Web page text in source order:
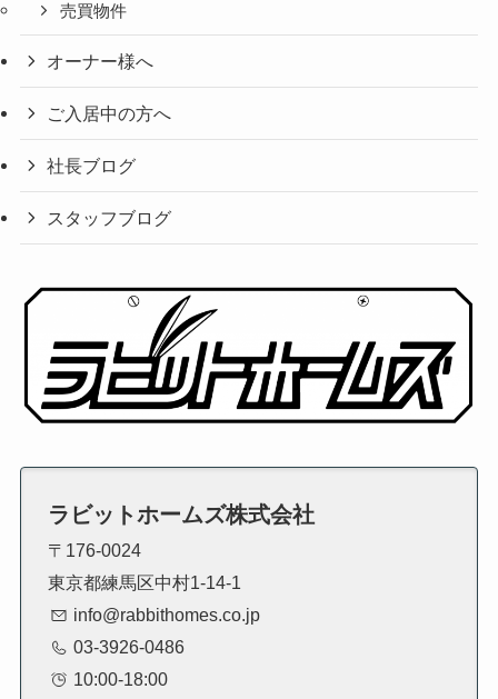
売買物件
オーナー様へ
ご入居中の方へ
社長ブログ
スタッフブログ
ラビットホームズ株式会社
〒176-0024
東京都練馬区中村1-14-1
info@rabbithomes.co.jp
03-3926-0486
10:00-18:00